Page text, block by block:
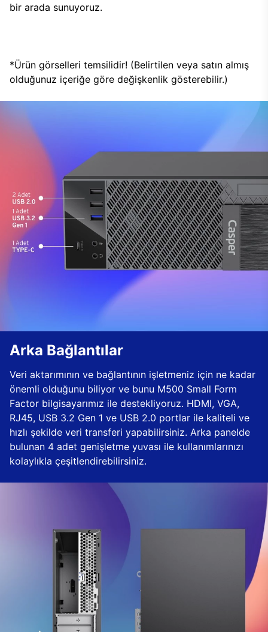
bir arada sunuyoruz.
*Ürün görselleri temsilidir! (Belirtilen veya satın almış
olduğunuz içeriğe göre değişkenlik gösterebilir.)
Arka Bağlantılar
Veri aktarımının ve bağlantının işletmeniz için ne kadar
önemli olduğunu biliyor ve bunu M500 Small Form
Factor bilgisayarımız ile destekliyoruz. HDMI, VGA,
RJ45, USB 3.2 Gen 1 ve USB 2.0 portlar ile kaliteli ve
hızlı şekilde veri transferi yapabilirsiniz. Arka panelde
bulunan 4 adet genişletme yuvası ile kullanımlarınızı
kolaylıkla çeşitlendirebilirsiniz.